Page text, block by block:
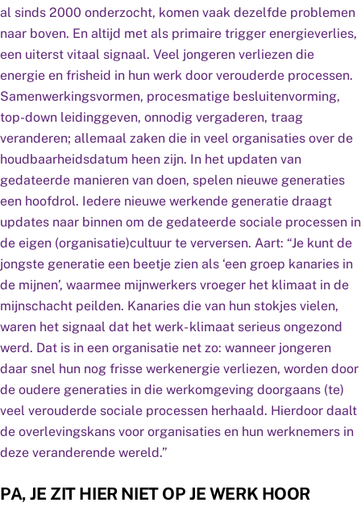
al sinds 2000 onderzocht, komen vaak dezelfde problemen
naar boven. En altijd met als primaire trigger energieverlies,
een uiterst vitaal signaal. Veel jongeren verliezen die
energie en frisheid in hun werk door verouderde processen.
Samenwerkingsvormen, procesmatige besluitenvorming,
top-down leidinggeven, onnodig vergaderen, traag
veranderen; allemaal zaken die in veel organisaties over de
houdbaarheidsdatum heen zijn. In het updaten van
gedateerde manieren van doen, spelen nieuwe generaties
een hoofdrol. Iedere nieuwe werkende generatie draagt
updates naar binnen om de gedateerde sociale processen in
de eigen (organisatie)cultuur te verversen. Aart: “Je kunt de
jongste generatie een beetje zien als ‘een groep kanaries in
de mijnen’, waarmee mijnwerkers vroeger het klimaat in de
mijnschacht peilden. Kanaries die van hun stokjes vielen,
waren het signaal dat het werk- klimaat serieus ongezond
werd. Dat is in een organisatie net zo: wanneer jongeren
daar snel hun nog frisse werkenergie verliezen, worden door
de oudere generaties in die werkomgeving doorgaans (te)
veel verouderde sociale processen herhaald. Hierdoor daalt
de overlevingskans voor organisaties en hun werknemers in
deze veranderende wereld.”
PA, JE ZIT HIER NIET OP JE WERK HOOR